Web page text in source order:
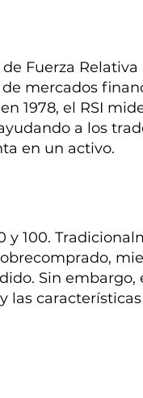
Fuerza
mercados
1978, el RSI
a los
en un activo.
y 100.
Sin embargo,